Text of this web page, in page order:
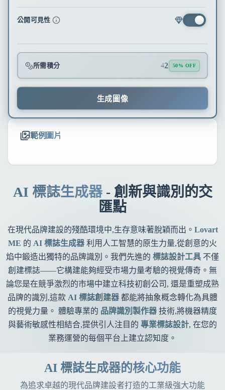
公開可見性
所需積分 42 50% OFF
生成圖像
範例圖片
AI 標誌生成器- 創新與識別的交
匯點
在現代品牌建設的殘酷環境中,生存意味著脫穎而出。 Lovart
ME 的 AI 標誌生成器 利用人工智慧的原生力量,從創意的火
焰中鍛造出獨特的品牌識別。我們先進的 標誌設計工具 不僅
創建標誌——它構建能夠經受市場力量考驗的視覺傳奇。無
論您是在競爭激烈的市場中建立科技初創公司, 還是重塑成熟
品牌的識別,這款 AI 標誌創建器 都能將抽象概念轉化為具體
的視覺力量。 體驗專業的 品牌識別製作器 技術,將機器精度
與藝術敏感性相結合,提供引人注目的 專業標誌設計, 在您的
業務運營的每個平台上建立認知度。
AI 標誌生成器的核心功能
為追求卓越的現代品牌建設者打造的工業級強大功能